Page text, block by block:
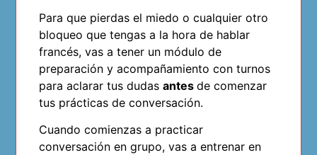
Para que pierdas el miedo o cualquier otro
bloqueo que tengas a la hora de hablar
francés, vas a tener un módulo de
preparación y acompañamiento con turnos
para aclarar tus dudasantesde comenzar
tus prácticas de conversación.
Cuando comienzas a practicar
conversación en grupo, vas a entrenar en